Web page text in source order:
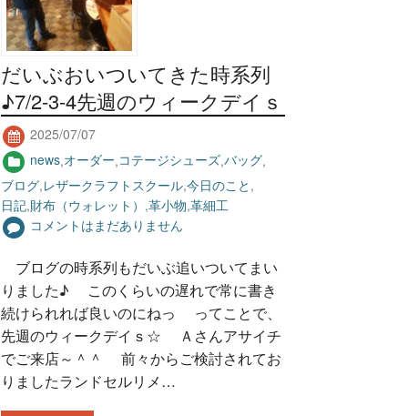
だいぶおいついてきた時系列
♪7/2-3-4先週のウィークデイｓ
2025/07/07
news,オーダー,コテージシューズ,バッグ,
ブログ,レザークラフトスクール,今日のこと ,
日記,財布（ウォレット） ,革小物,革細工
コメントはまだありません
ブログの時系列もだいぶ追いついてまい
りました♪ このくらいの遅れで常に書き
続けられれば良いのにねっ ってことで、
先週のウィークデイｓ☆ Ａさんアサイチ
でご来店～＾＾ 前々からご検討されてお
りましたランドセルリメ…